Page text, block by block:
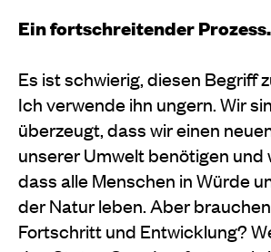
Ein fortschreitender
Es ist schwierig, diesen Begriff
Ich verwende ihn ungern. Wir
überzeugt, dass wir einen
unserer Umwelt benötigen und
dass alle Menschen in Würde
der Natur leben. Aber
Fortschritt und Entwicklung?